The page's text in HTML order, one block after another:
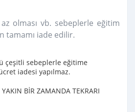
az olması vb. sebeplerle eğitim
tamamı iade edilir.
çeşitli sebeplerle eğitime
iadesi yapılmaz.
BİR ZAMANDA TEKRARI